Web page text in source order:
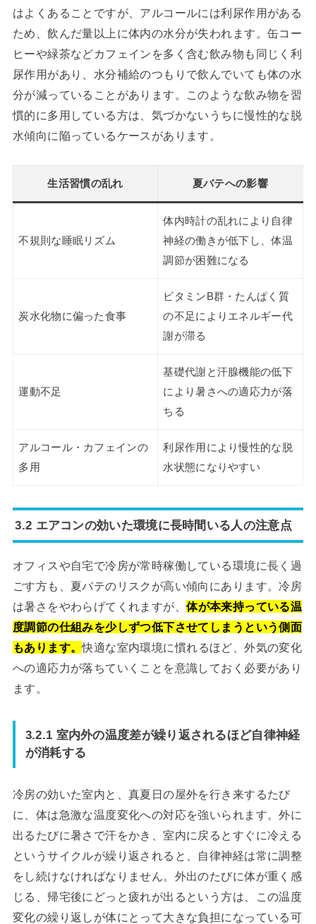
はよくあることですが、アルコールには利尿作用がある
ため、飲んだ量以上に体内の水分が失われます。缶コー
ヒーや緑茶などカフェインを多く含む飲み物も同じく利
尿作用があり、水分補給のつもりで飲んでいても体の水
分が減っていることがあります。このような飲み物を習
慣的に多用している方は、気づかないうちに慢性的な脱
水傾向に陥っているケースがあります。
生活習慣の乱れ 夏バテへの影響
不規則な睡眠リズム
体内時計の乱れにより自律
神経の働きが低下し、体温
調節が困難になる
炭水化物に偏った食事
ビタミンB群・たんぱく質
の不足によりエネルギー代
謝が滞る
運動不足
基礎代謝と汗腺機能の低下
により暑さへの適応力が落
ちる
アルコール・カフェインの
多用
利尿作用により慢性的な脱
水状態になりやすい
3.2 エアコンの効いた環境に長時間いる人の注意点
オフィスや自宅で冷房が常時稼働している環境に長く過
ごす方も、夏バテのリスクが高い傾向にあります。冷房
は暑さをやわらげてくれますが、体が本来持っている温
度調節の仕組みを少しずつ低下させてしまうという側面
もあります。快適な室内環境に慣れるほど、外気の変化
への適応力が落ちていくことを意識しておく必要があり
ます。
3.2.1 室内外の温度差が繰り返されるほど自律神経
が消耗する
冷房の効いた室内と、真夏日の屋外を行き来するたび
に、体は急激な温度変化への対応を強いられます。外に
出るたびに暑さで汗をかき、室内に戻るとすぐに冷える
というサイクルが繰り返されると、自律神経は常に調整
をし続けなければなりません。外出のたびに体が重く感
じる、帰宅後にどっと疲れが出るという方は、この温度
変化の繰り返しが体にとって大きな負担になっている可